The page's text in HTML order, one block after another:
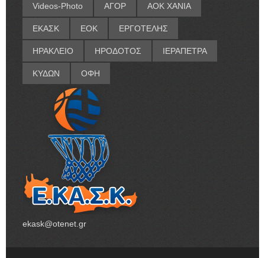
Videos-Photo ΑΓΟΡ ΑΟΚ ΧΑΝΙΑ
ΕΚΑΣΚ ΕΟΚ ΕΡΓΟΤΕΛΗΣ
ΗΡΑΚΛΕΙΟ ΗΡΟΔΟΤΟΣ ΙΕΡΑΠΕΤΡΑ
ΚΥΔΩΝ ΟΦΗ
ekask@otenet.gr